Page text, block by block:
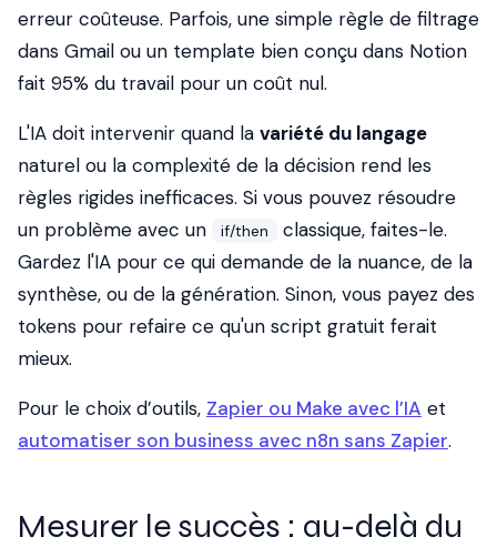
erreur coûteuse. Parfois, une simple règle de filtrage
dans Gmail ou un template bien conçu dans Notion
fait 95% du travail pour un coût nul.
L'IA doit intervenir quand la variété du langage
naturel ou la complexité de la décision rend les
règles rigides inefficaces. Si vous pouvez résoudre
un problème avec un
if/then
classique, faites-le.
Gardez l'IA pour ce qui demande de la nuance, de la
synthèse, ou de la génération. Sinon, vous payez des
tokens pour refaire ce qu'un script gratuit ferait
mieux.
Pour le choix d’outils, Zapier ou Make avec l’IA et
automatiser son business avec n8n sans Zapier.
Mesurer le succès : au-delà du